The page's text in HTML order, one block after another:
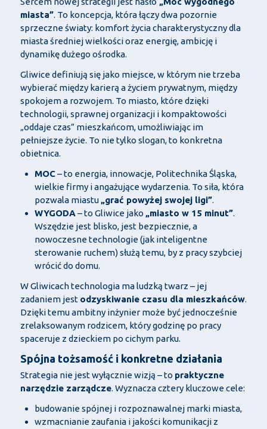
miasta”. To koncepcja, która łączy dwa pozornie
sprzeczne światy: komfort życia charakterystyczny dla
miasta średniej wielkości oraz energię, ambicję i
dynamikę dużego ośrodka.
Gliwice definiują się jako miejsce, w którym nie trzeba
wybierać między karierą a życiem prywatnym, między
spokojem a rozwojem. To miasto, które dzięki
technologii, sprawnej organizacji i kompaktowości
„oddaje czas” mieszkańcom, umożliwiając im
pełniejsze życie. To nie tylko slogan, to konkretna
obietnica.
MOC– to energia, innowacje, Politechnika Śląska,
wielkie firmy i angażujące wydarzenia. To siła, która
pozwala miastu „grać powyżej swojej ligi”.
WYGODA– to Gliwice jako „miasto w 15 minut”.
Wszędzie jest blisko, jest bezpiecznie, a
nowoczesne technologie (jak inteligentne
sterowanie ruchem) służą temu, by z pracy szybciej
wrócić do domu.
W Gliwicach technologia ma ludzką twarz – jej
zadaniem jest odzyskiwanie czasu dla mieszkańców.
Dzięki temu ambitny inżynier może być jednocześnie
zrelaksowanym rodzicem, który godzinę po pracy
spaceruje z dzieckiem po cichym parku.
Spójna tożsamość i konkretne działania
Strategia nie jest wyłącznie wizją – to praktyczne
narzędzie zarządcze. Wyznacza cztery kluczowe cele:
budowanie spójnej i rozpoznawalnej marki miasta,
wzmacnianie zaufania i jakości komunikacji z